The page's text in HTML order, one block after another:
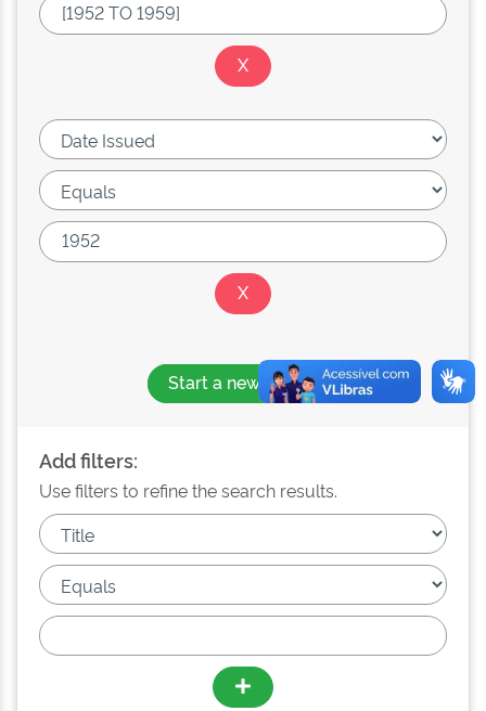
Start a new search
Add filters:
Use filters to refine the search results.